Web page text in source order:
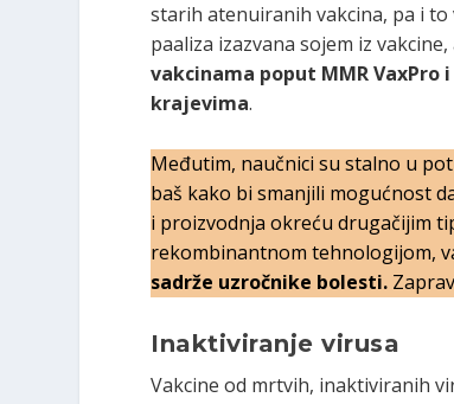
starih atenuiranih vakcina, pa i to
paaliza izazvana sojem iz vakcine,
vakcinama poput MMR VaxPro
krajevima.
Međutim, naučnici su stalno u
baš kako bi smanjili mogućnost
i proizvodnja okreću drugačijim
rekombinantnom tehnologijom,
sadrže uzročnike bolesti.
Inaktiviranje virusa
Vakcine od mrtvih, inaktiviranih